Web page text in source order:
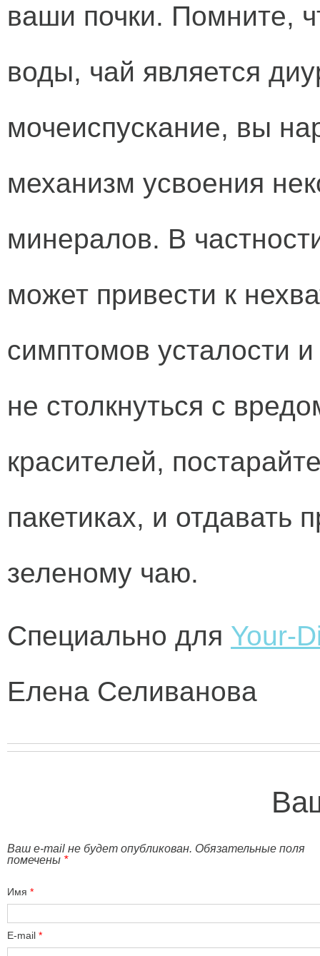
ваши почки. Помните,
воды, чай является
мочеиспускание, вы
механизм усвоения
минералов. В
может привести к
симптомов усталости
не столкнуться с
красителей,
пакетиках, и отдавать
зеленому чаю.
Специально для Your-
Елена Селиванова
Ваш e-mail не будет опубликован. Обязательные поля
помечены *
Имя *
E-mail *